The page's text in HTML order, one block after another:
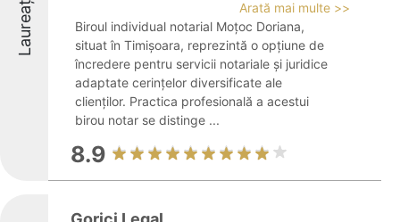
Laureați
Arată mai multe >>
Biroul individual notarial Moțoc Doriana,
situat în Timișoara, reprezintă o opțiune de
încredere pentru servicii notariale și juridice
adaptate cerințelor diversificate ale
clienților. Practica profesională a acestui
birou notar se distinge ...
8.9